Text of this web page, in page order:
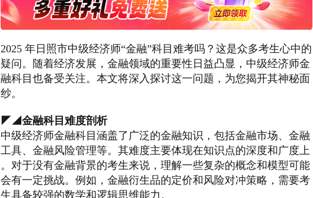
2025 年日照市中级经济师“金融”科目难考吗？这是众多考生心中的
疑问。随着经济发展，金融领域的重要性日益凸显，中级经济师金
融科目也备受关注。本文将深入探讨这一问题，为您揭开其神秘面
纱。
◤◢金融科目难度剖析
中级经济师金融科目涵盖了广泛的金融知识，包括金融市场、金融
工具、金融风险管理等。其难度主要体现在知识点的深度和广度上
。对于没有金融背景的考生来说，理解一些复杂的概念和模型可能
会有一定挑战。例如，金融衍生品的定价和风险对冲策略，需要考
生具备较强的数学和逻辑思维能力。